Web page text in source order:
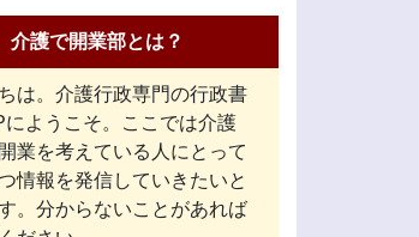
介護で開業部とは？
は。介護行政専門の行政書
にようこそ。ここでは介護
業を考えている人にとって
情報を発信していきたいと
。分からないことがあれば